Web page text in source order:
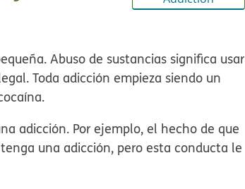
Abuso de sustancias significa usar
Todaadicción empieza siendo un
adicción. Por ejemplo, el hecho de que
una adicción, pero esta conducta le